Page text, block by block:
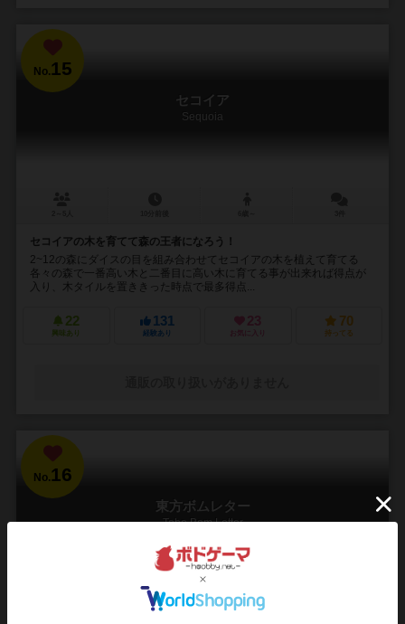
No.15
セコイア
Sequoia
セコイアの木を育てて森の王者になろう！
2~12の森にダイスの目を組み合わせてセコイアの木を植えて育てる
各々の森で一番高い木と二番目に高い木に育てる事が出来れば得点が
入り、木タイルを置ききった時点で最多得点...
22
興味あり
131
経験あり
23
お気に入り
70
持ってる
No. 16
東方ボムレター
Toho Bom Letter